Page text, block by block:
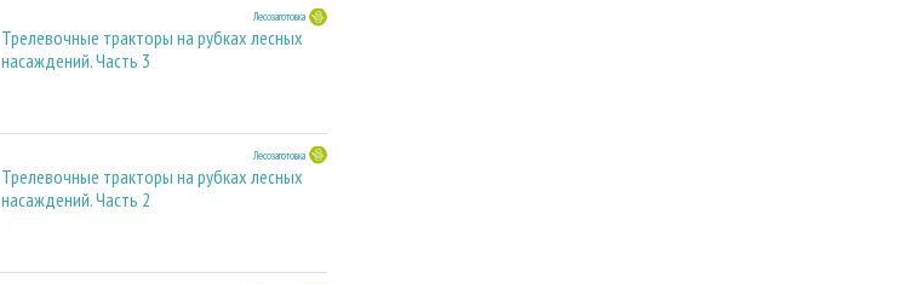
Лесозаготовка
Трелевочные тракторы на рубках лесных
насаждений. Часть 3
Лесозаготовка
Трелевочные тракторы на рубках лесных
насаждений. Часть 2